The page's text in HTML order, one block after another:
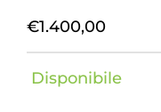
€1.400,00
Disponibile